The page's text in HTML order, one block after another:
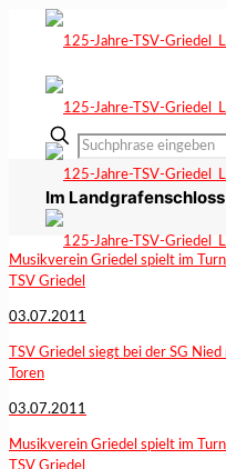
Im
Musikverein Griedel spielt im
TSV Griedel
03.07.2011
TSV Griedel siegt bei der SG
Toren
03.07.2011
Musikverein Griedel spielt im